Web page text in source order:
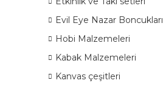
Evil Eye Nazar Boncukları
Hobi Malzemeleri
Kabak Malzemeleri
Kanvas çeşitleri